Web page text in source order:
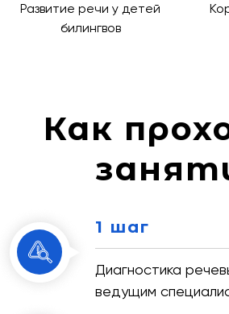
Развитие речи у детей
билингвов
Как
1 шаг
Диагностика
ведущим